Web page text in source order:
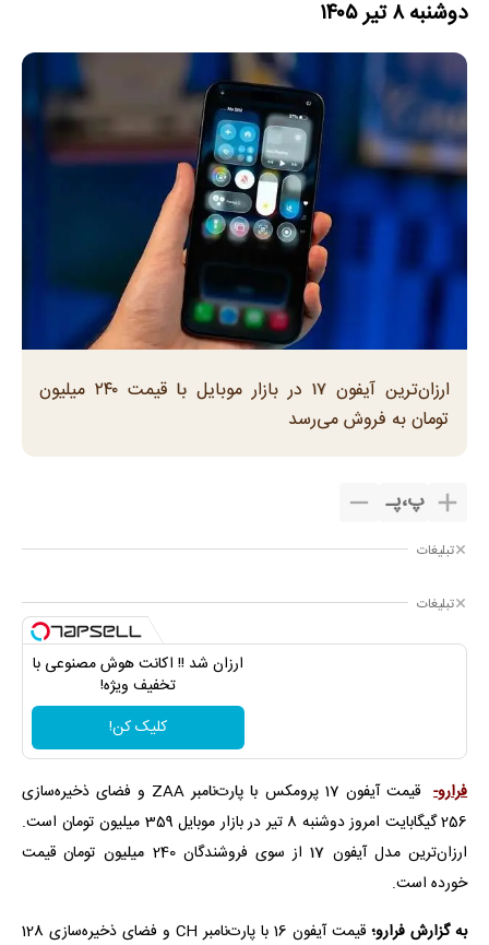
دوشنبه ۸ تیر ۱۴۰۵
ارزان‌ترین آیفون ۱۷ در بازار موبایل با قیمت ۲۴۰ میلیون
تومان به فروش می‌رسد
پ،پـ
تبلیغات
تبلیغات
ارزان شد !! اکانت هوش مصنوعی با
تخفیف ویژه!
کلیک کن!
فرارو-
قیمت آیفون 17 پرومکس با پارت‌نامبر ZAA و فضای ذخیره‌سازی
256 گیگابایت امروز دوشنبه 8 تیر در بازار موبایل 359 میلیون تومان است.
ارزان‌ترین مدل آیفون 17 از سوی فروشندگان 240 میلیون تومان قیمت
خورده است.
به گزارش فرارو؛
قیمت آیفون 16 با پارت‌نامبر CH و فضای ذخیره‌سازی 128